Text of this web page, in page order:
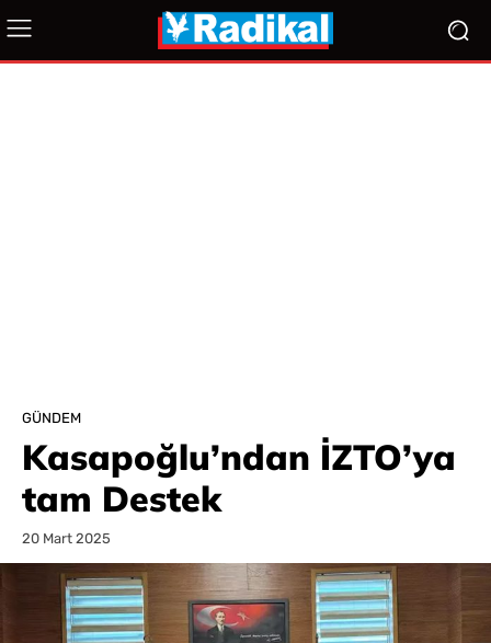
GÜNDEM
Kasapoğlu’ndan İZTO’ya
tam Destek
20 Mart 2025